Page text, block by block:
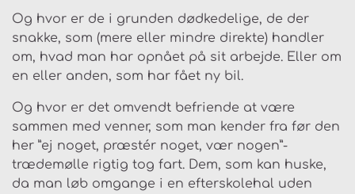
Og hvor er de i grunden dødkedelige, de der
snakke, som (mere eller mindre direkte) handler
om, hvad man har opnået på sit arbejde. Eller om
en eller anden, som har fået ny bil.
Og hvor er det omvendt befriende at være
sammen med venner, som man kender fra før den
her ”ej noget, præstér noget, vær nogen”-
trædemølle rigtig tog fart. Dem, som kan huske,
da man løb omgange i en efterskolehal uden